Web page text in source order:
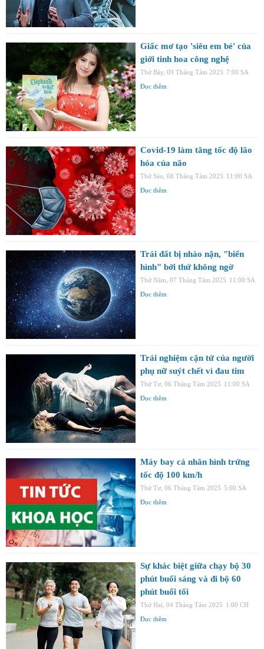
Giấc mơ tạo 'siêu em bé' của
giới tinh hoa công nghệ
Thứ Bảy, 09 Tháng Tám 2025 7:00 SA
Đọc thêm
Covid-19 làm tăng tốc độ lão
hóa của não
Thứ Sáu, 08 Tháng Tám 2025 11:00 SA
Đọc thêm
Trái đất bị nhào nặn, "biến
hình" bởi thứ không ngờ
Thứ Năm, 07 Tháng Tám 2025 11:00 SA
Đọc thêm
Trải nghiệm cận tử của người
phụ nữ suýt chết vì đau tim
Thứ Tư, 06 Tháng Tám 2025 11:00 SA
Đọc thêm
Máy bay cá nhân hình trứng
tốc độ 100 km/h
Thứ Tư, 06 Tháng Tám 2025 5:00 SA
Đọc thêm
Sự khác biệt giữa chạy bộ 30
phút buổi sáng và đi bộ 60
phút buổi tối
Thứ Hai, 04 Tháng Tám 2025 1:00 CH
Đọc thêm